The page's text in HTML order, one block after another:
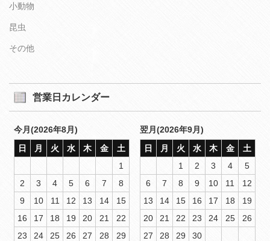
小動物
昆虫
その他
営業日カレンダー
今月(2026年8月)
日
月 火 水 木 金
土
1
2
3 4 5 6 7
8
9
10 11 12 13 14
15
16
17 18 19 20 21
22
23
24 25 26 27 28
29
翌月(2026年9月)
日
月 火 水 木 金
土
1
2 3 4
5
6
7 8 9 10 11
12
13
14 15 16 17 18
19
20
21 22 23 24 25
26
27
28 29 30